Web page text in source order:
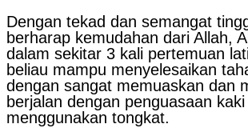
Dengan tekad dan semangat
berharap kemudahan dari Allah,
dalam sekitar 3 kali pertemuan
beliau mampu menyelesaikan
dengan sangat memuaskan dan
berjalan dengan penguasaan
menggunakan tongkat.